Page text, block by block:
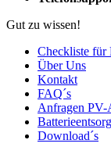
Gut zu wissen!
Checkliste für
Über Uns
Kontakt
FAQ´s
Anfragen PV-
Download´s